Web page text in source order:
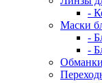
-
Маски
-
-
Обманки